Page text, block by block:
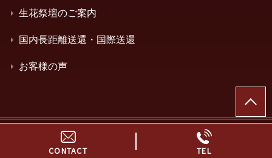
生花祭壇のご案内
国内長距離送還・国際送還
お客様の声
© 神奈川県横浜市の葬儀・家族葬はエンドナビセレモニ